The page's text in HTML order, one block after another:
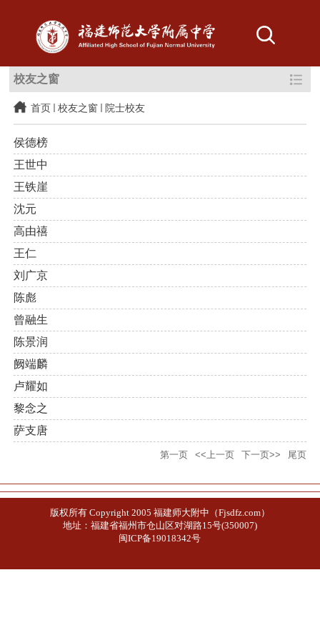
校友之窗
首页 校友之窗 院士校友
侯德榜
王世中
王铁崖
沈元
高由禧
王仁
刘广京
陈彪
曾融生
陈景润
阙端麟
卢耀如
黎念之
萨支唐
第一页 <<上一页 下一页>> 尾页
版权所有 Copyright 2005 福建师大附中（Fjsdfz.com）
地址：福建省福州市仓山区对湖路15号(350007)
闽ICP备19018342号